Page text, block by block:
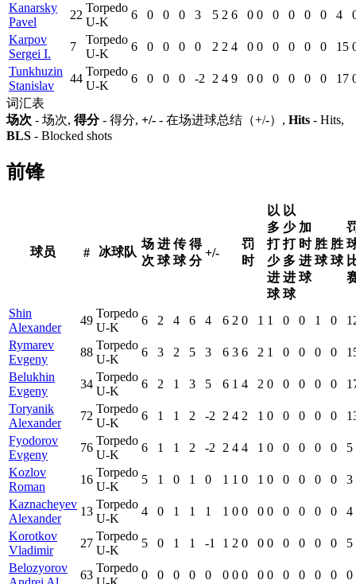
Kanarsky
Pavel
22
Torpedo
U-K
6 0 0 0 3 5 2 6 0 0 0 0 0 0 4
Karpov
Sergei I.
7
Torpedo
U-K
6 0 0 0 0 2 2 4 0 0 0 0 0 0 15
Tunkhuzin
Stanislav
44
Torpedo
U-K
6 0 0 0 -2 2 4 9 0 0 0 0 0 0 17
词汇表
场次 - 场次, 得分- 得分, +/- - 在场进球总结（+/-）, Hits - Hits,
BLS - Blocked shots
前锋
球员 # 冰球队
场
次
进
球
传
球
得
分
+/-
罚
时
以
多
打
少
进
球
以
少
打
多
进
球
加
时
进
球
胜
球
胜
球
Shin
Alexander
49
Torpedo
U-K
6 2 4 6 4 6 2 0 1 1 0 0 1 0
Rymarev
Evgeny
88
Torpedo
U-K
6 3 2 5 3 6 3 6 2 1 0 0 0 0
Belukhin
Evgeny
34
Torpedo
U-K
6 2 1 3 5 6 1 4 2 0 0 0 0 0
Toryanik
Alexander
72
Torpedo
U-K
6 1 1 2 -2 2 4 2 1 0 0 0 0 0
Fyodorov
Evgeny
76
Torpedo
U-K
6 1 1 2 -2 2 4 4 1 0 0 0 0 0
5
Kozlov
Roman
16
Torpedo
U-K
5 1 0 1 0 1 1 0 1 0 0 0 0 0
3
Kaznacheyev
Alexander
13
Torpedo
U-K
4 0 1 1 1 1 0 0 0 0 0 0 0 0
4
Korotkov
Vladimir
27
Torpedo
U-K
5 0 1 1 -1 1 2 0 0 0 0 0 0 0
5
Belozyorov
63
Torpedo
0 0 0 0 0 0 0 0 0 0 0 0 0 0 0